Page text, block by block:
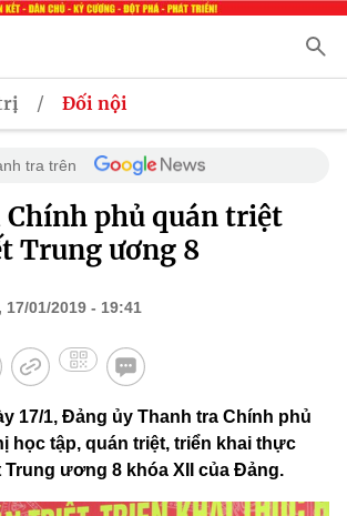
/ Đối nội
tra trên
phủ quán triệt
Trung ương 8
01/2019 - 19:41
17/1, Đảng ủy Thanh tra Chính phủ
học tập, quán triệt, triển khai thực
Trung ương 8 khóa XII của Đảng.